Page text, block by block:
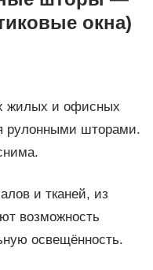
окна)
жилых и офисных
рулонными шторами.
и тканей, из
возможность
освещённость.